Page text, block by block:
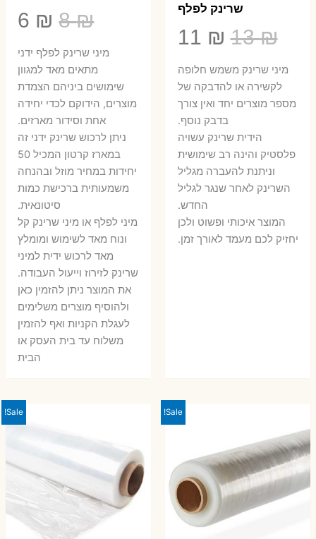
שרינק לפלף
13₪
המחיר
המקורי
היה:
13 ₪.
11 ₪
הוא:
​מיני שרינק משמש חלופה
לקשירה או להדבקה של
מספר מוצרים יחד ואין צורך
בדבק נוסף.
הידית שרינק עשויה
פלסטיק והינה רב שימושית
וניתנת להעברה מגליל
השרינק לאחר שנגר לגליל
החדש.
המוצר איכותי ופשוט ולכן
יחזיק לכם מעמד לאורך זמן.
8₪
היה:
8 ₪.
6 ₪
6 ₪.
מיני שרינק לפלף ידני
מתאים מאד למגוון
שימושים ביניהם הצמדת
מוצרים, הידוקם לכדי יחידה
אחת וסידור מארזים.
ניתן לרכוש שרינק ידני זה
במארז קרטון המכיל 50
יחידות במחיר מוזל ובהנחה
משמעותית ברכישת כמות
סיטונאית.
מיני לפלף או מיני שרינק קל
ונוח מאד לשימוש ומומלץ
מאד לרכוש ידית למיני
שרינק לזירוז וייעול העבודה.
את המוצר ניתן להזמין כאן
ולהוסיף מוצרים משלימים
לעגלת הקניות ואף להזמין
משלוח עד בית העסק או
הבית
Sale!
Sale!